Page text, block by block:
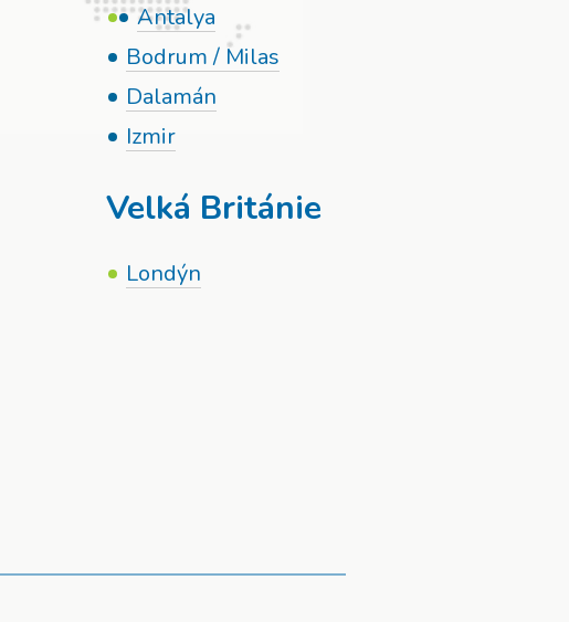
Antalya
Bodrum / Milas
Dalamán
Izmir
Velká Británie
Londýn